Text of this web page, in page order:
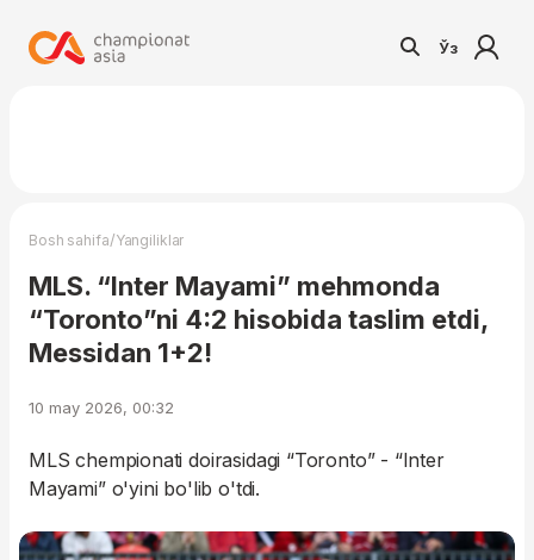
Ўз
Bosh sahifa/Yangiliklar
MLS. “Inter Mayami” mehmonda
“Toronto”ni 4:2 hisobida taslim etdi,
Messidan 1+2!
10 may 2026, 00:32
MLS chempionati doirasidagi “Toronto” - “Inter
Mayami” o'yini bo'lib o'tdi.